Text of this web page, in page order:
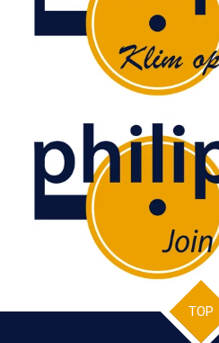
TOP